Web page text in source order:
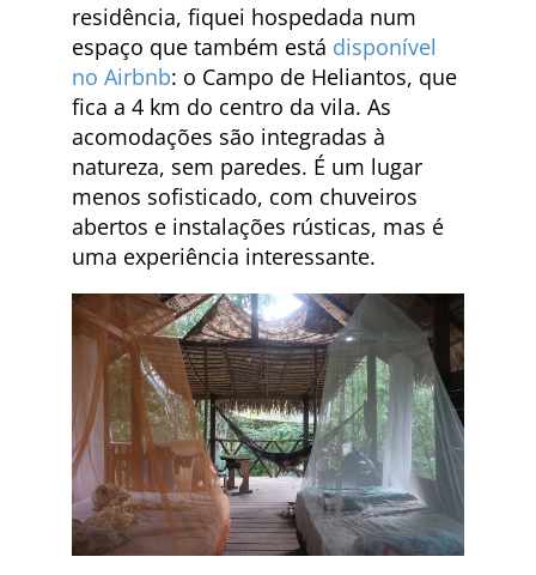
residência, fiquei hospedada num
espaço que também está disponível
no Airbnb: o Campo de Heliantos, que
fica a 4 km do centro da vila. As
acomodações são integradas à
natureza, sem paredes. É um lugar
menos sofisticado, com chuveiros
abertos e instalações rústicas, mas é
uma experiência interessante.